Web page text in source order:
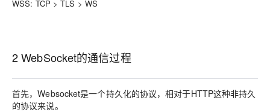
WSS: TCP > TLS > WS
2 WebSocket的通信过程
首先，Websocket是一个持久化的协议，相对于HTTP这种非持久
的协议来说。